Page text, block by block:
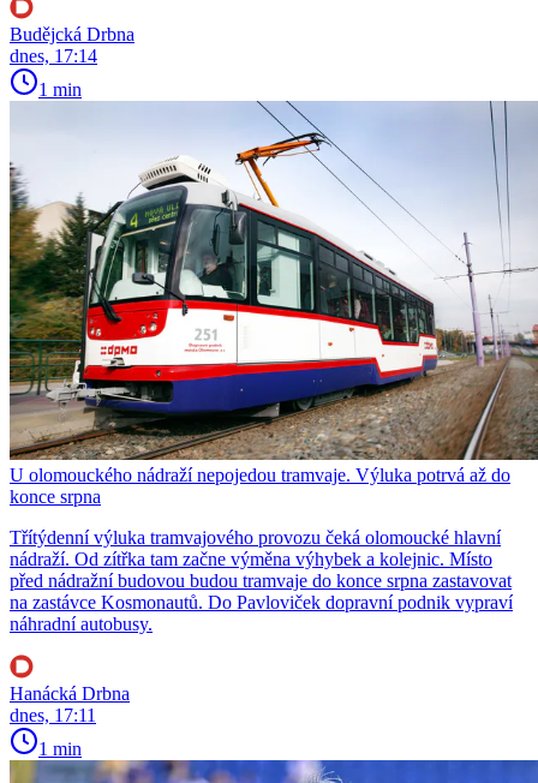
Budějcká Drbna
dnes, 17:14
1 min
U olomouckého nádraží nepojedou tramvaje. Výluka potrvá až do
konce srpna
Třítýdenní výluka tramvajového provozu čeká olomoucké hlavní
nádraží. Od zítřka tam začne výměna výhybek a kolejnic. Místo
před nádražní budovou budou tramvaje do konce srpna zastavovat
na zastávce Kosmonautů. Do Pavloviček dopravní podnik vypraví
náhradní autobusy.
Hanácká Drbna
dnes, 17:11
1 min